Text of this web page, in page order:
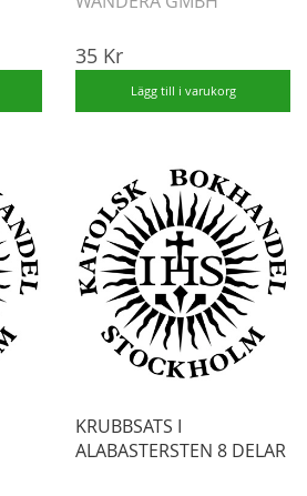
35 Kr
Lägg till i varukorg
KRUBBSATS I
ALABASTERSTEN 8 DELAR